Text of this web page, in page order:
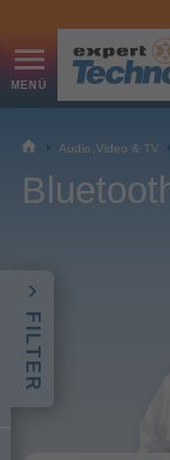
FILTER
Audio,Video & TV